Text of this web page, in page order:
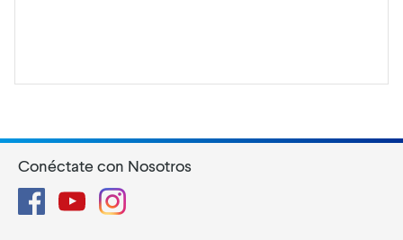
Conéctate con Nosotros
FacebookYouTubeInstagram